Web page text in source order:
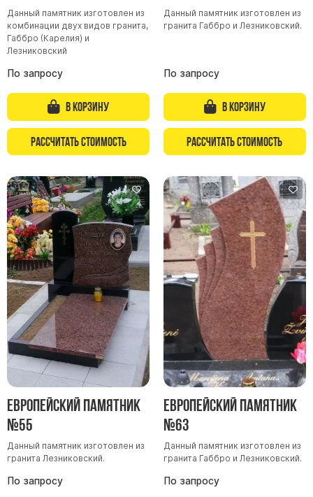
Буквы из латуни
Ограды из чугуна
Столбы для ограды чугун
Ограды металл
Столы и лавки
Вазы полимерные
Подсвечники
Венки
Вазы из гранита
Скульптуры в полный рост
Скульптуры "Ангел" литиевые
Барельефы
Кресты
Голуби
Распятие
Скорбящие
Цветы
Данный памятник изготовлен из
комбинации двух видов гранита,
Габбро (Карелия) и
Лезниковский
По запросу
В корзину
Рассчитать стоимость
Данный памятник изготовлен из
гранита Габбро и Лезниковский.
По запросу
В корзину
Рассчитать стоимость
Европейский памятник
№55
Данный памятник изготовлен из
гранита Лезниковский.
По запросу
Европейский памятник
№63
Данный памятник изготовлен из
гранита Габбро и Лезниковский.
По запросу